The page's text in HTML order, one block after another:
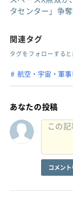
タセンター」争
関連タグ
タグをフォローする
航空・宇宙・軍
あなたの投稿
コメン